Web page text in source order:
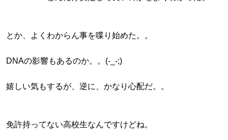
とか、よくわからん事を喋り始めた。。
DNAの影響もあるのか。。(-_-;)
嬉しい気もするが、逆に、かなり心配だ。。
免許持ってない高校生なんですけどね。